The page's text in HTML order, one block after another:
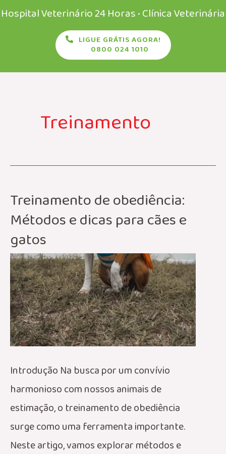
Ir
Veterinário 24 Horas • Clínica
LIGUE GRÁTIS AGORA!
0800 024 1010
Treinamento
Treinamento de obediência:
Métodos e dicas para cães e
gatos
Introdução Na busca por um convívio
harmonioso com nossos animais de
estimação, o treinamento de obediência
surge como uma ferramenta importante.
Neste artigo, vamos explorar métodos e